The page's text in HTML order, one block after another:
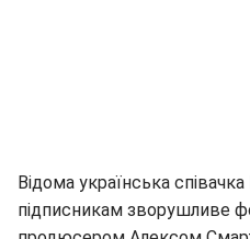
Відома українська
підписникам зворушливе